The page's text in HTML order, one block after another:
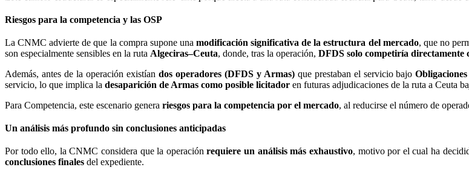
Riesgos para la competencia y las OSP
La CNMC advierte de que la compra supone una modificación significativa de la estructura del mercado, que no
son especialmente sensibles en la ruta Algeciras–Ceuta, donde, tras la operación, DFDS solo competiría directamente
Además, antes de la operación existían dos operadores (DFDS y Armas)que prestaban el servicio bajo
servicio, lo que implica la desaparición de Armas como posible licitador en futuras adjudicaciones de la ruta a Ceuta
Para Competencia, este escenario genera riesgos para la competencia por el mercado, al reducirse el número de
Un análisis más profundo sin conclusiones anticipadas
Por todo ello, la CNMC considera que la operaciónrequiere un análisis más exhaustivo, motivo por el cual ha
conclusiones finales del expediente.